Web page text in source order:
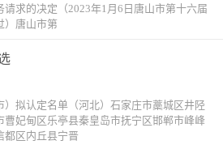
求的决定（2023年1月6日唐山市第十六届
）唐山市第
）拟认定名单（河北）石家庄市藁城区井陉
妃甸区乐亭县秦皇岛市抚宁区邯郸市峰峰
都区内丘县宁晋